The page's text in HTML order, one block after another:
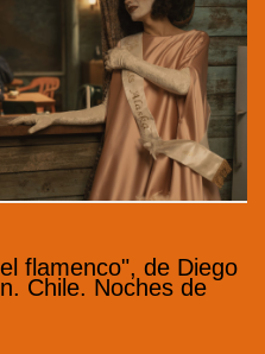
flamenco", de Diego
Chile. Noches de